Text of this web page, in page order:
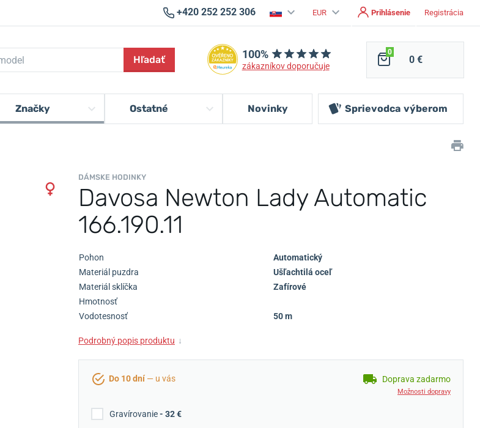
+420 252 252 306 EUR Prihlásenie Registrácia
Hľadať 100%
zákazníkov doporučuje
0
0 €
Značky Ostatné Novinky Sprievodca výberom
DÁMSKE HODINKY
Davosa Newton Lady Automatic
166.190.11
Pohon
Automatický
Materiál puzdra
Ušľachtilá oceľ
Materiál sklíčka
Zafírové
Hmotnosť
Vodotesnosť
50 m
Podrobný popis produktu ↓
Do 10 dní — u vás Doprava zadarmo
Možnosti dopravy
Gravírovanie- 32 €